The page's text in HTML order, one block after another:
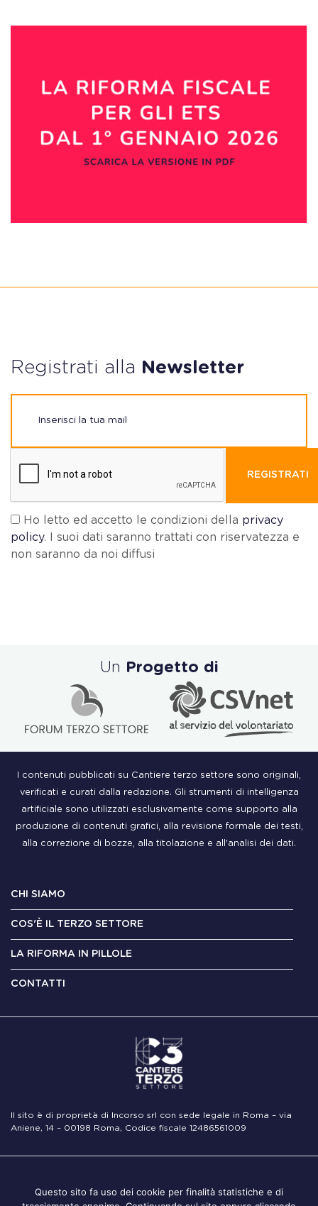
Registrati alla Newsletter
REGISTRATI
Ho letto ed accetto le condizioni della privacy
policy. I suoi dati saranno trattati con riservatezza e
non saranno da noi diffusi
Un Progetto di
I contenuti pubblicati su Cantiere terzo settore sono originali,
verificati e curati dalla redazione. Gli strumenti di intelligenza
artificiale sono utilizzati esclusivamente come supporto alla
produzione di contenuti grafici, alla revisione formale dei testi,
alla correzione di bozze, alla titolazione e all'analisi dei dati.
CHI SIAMO
COS'È IL TERZO SETTORE
LA RIFORMA IN PILLOLE
CONTATTI
Il sito è di proprietà di Incorso srl con sede legale in Roma – via
Aniene, 14 – 00198 Roma, Codice fiscale 12486561009
Legali
Policy
Questo sito fa uso dei cookie per finalità statistiche e di